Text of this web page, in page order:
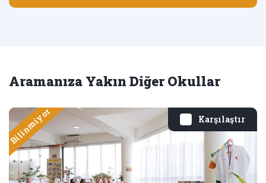
Aramanıza Yakın Diğer Okullar
Karşılaştır
Bilinmiyor